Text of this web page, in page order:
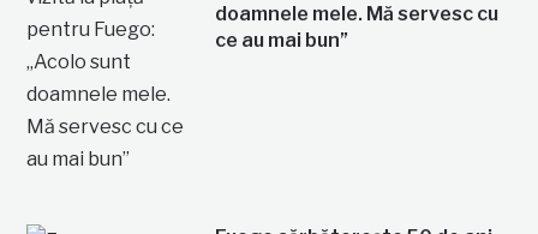
doamnele mele. Mă servesc cu
ce au mai bun”